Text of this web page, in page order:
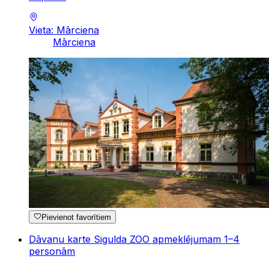
Vieta: Mārciena
Mārciena
Pievienot favorītiem
Dāvanu karte Sigulda ZOO apmeklējumam 1–4
personām